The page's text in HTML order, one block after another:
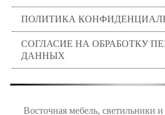
ПОЛИТИКА
СОГЛАСИЕ НА ОБРАБОТКУ
ДАННЫХ
Восточная мебель, светильники